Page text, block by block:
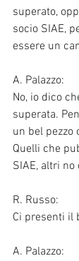
superato,
socio SIAE,
essere un
A. Palazzo:
No, io dico
superata.
un bel pezzo
Quelli che
SIAE, altri no
R. Russo:
Ci presenti il
A. Palazzo: